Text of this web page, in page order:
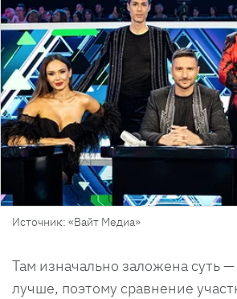
Источник: «Вайт Медиа»
Там изначально заложена суть
лучше, поэтому сравнение